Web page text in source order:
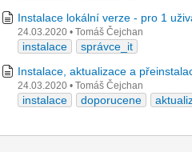
Instalace lokální verze - pro 1
24.03.2020 • Tomáš Čejchan
instalace
správce_it
Instalace, aktualizace a
24.03.2020 • Tomáš Čejchan
instalace doporucene